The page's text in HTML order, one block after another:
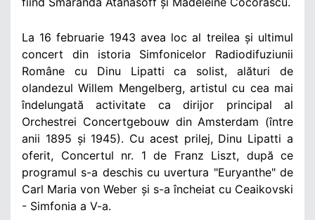
La 16 februarie 1943 avea loc al treilea și ultimul
concert din istoria Simfonicelor Radiodifuziunii
Române cu Dinu Lipatti ca solist, alături de
olandezul Willem Mengelberg, artistul cu cea mai
îndelungată activitate ca dirijor principal al
Orchestrei Concertgebouw din Amsterdam (între
anii 1895 și 1945). Cu acest prilej, Dinu Lipatti a
oferit, Concertul nr. 1 de Franz Liszt, după ce
programul s-a deschis cu uvertura "Euryanthe" de
Carl Maria von Weber și s-a încheiat cu Ceaikovski
- Simfonia a V-a.